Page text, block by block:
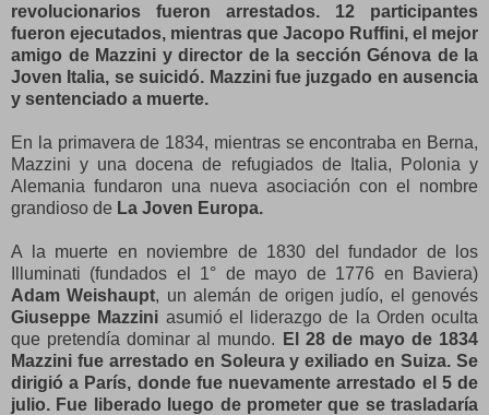
revolucionarios fueron arrestados. 12 participantes
fueron ejecutados, mientras que Jacopo Ruffini, el mejor
amigo de Mazzini y director de la sección Génova de la
Joven Italia, se suicidó. Mazzini fue juzgado en ausencia
y sentenciado a muerte.
En la primavera de 1834, mientras se encontraba en Berna,
Mazzini y una docena de refugiados de Italia, Polonia y
Alemania fundaron una nueva asociación con el nombre
grandioso de La Joven Europa.
A la muerte en noviembre de 1830 del fundador de los
Illuminati (fundados el 1° de mayo de 1776 en Baviera)
Adam Weishaupt, un alemán de origen judío, el genovés
Giuseppe Mazzini asumió el liderazgo de la Orden oculta
que pretendía dominar al mundo.
El 28 de mayo de 1834
Mazzini fue arrestado en Soleura y exiliado en Suiza. Se
dirigió a París, donde fue nuevamente arrestado el 5 de
julio. Fue liberado luego de prometer que se trasladaría